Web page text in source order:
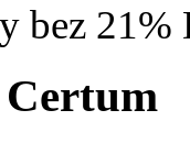
bez 21%